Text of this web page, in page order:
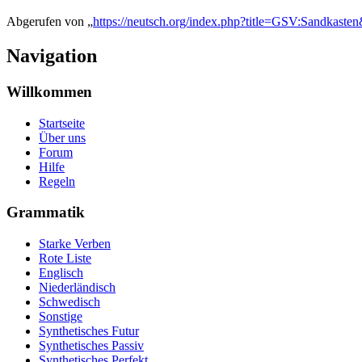
Abgerufen von „https://neutsch.org/
Navigation
Willkommen
Startseite
Über uns
Forum
Hilfe
Regeln
Grammatik
Starke Verben
Rote Liste
Englisch
Niederländisch
Schwedisch
Sonstige
Synthetisches Futur
Synthetisches Passiv